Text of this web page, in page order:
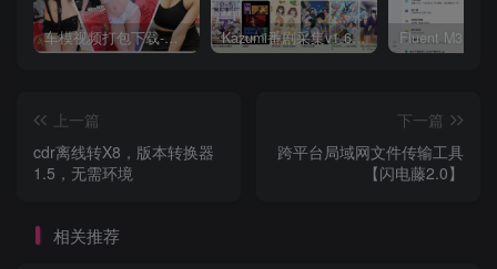
车模视频打包下载-高清无水印版 Kazumi番剧采集v1.6.9：支持自定义规则+在线观看+弹幕，跨平台下载
上一篇
cdr离线转X8，版本转换器
1.5，无需环境
下一篇
跨平台局域网文件传输工具
【闪电藤2.0】
相关推荐